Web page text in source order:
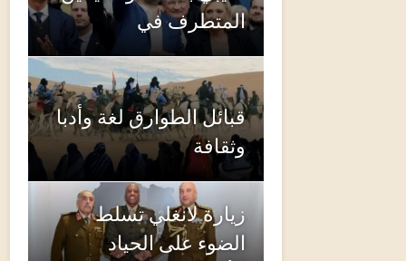
المتطرف في
قبائل الطوارق لغة وأدبا
وثقافة
زيارة لانغلي تسلط
الضوء على الحياد